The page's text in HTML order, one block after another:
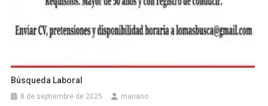
Búsqueda Laboral
8 de septiembre de 2025 mariano